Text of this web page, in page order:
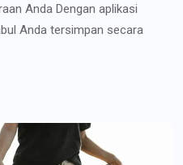
Anda Dengan aplikasi
Anda tersimpan secara